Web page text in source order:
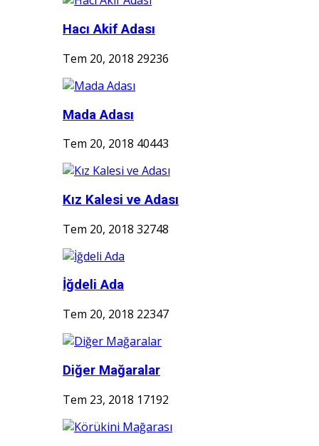
Hacı Akif Adası
Tem 20, 2018 29236
Mada Adası
Tem 20, 2018 40443
Kız Kalesi ve Adası
Tem 20, 2018 32748
İğdeli Ada
Tem 20, 2018 22347
Diğer Mağaralar
Tem 23, 2018 17192